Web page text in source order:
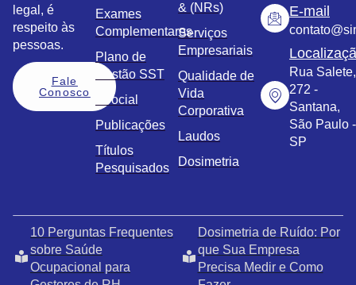
legal, é
respeito às
pessoas.
Fale
Conosco
Exames
Complementares
Plano de
Gestão SST
eSocial
Publicações
Títulos
Pesquisados
& (NRs)
Serviços
Empresariais
Qualidade de
Vida
Corporativa
Laudos
Dosimetria
E-mail
Rua Salete,
272 -
Santana,
São Paulo -
SP
10 Perguntas Frequentes
sobre Saúde
Ocupacional para
Dosimetria de Ruído: Por
que Sua Empresa
Precisa Medir e Como